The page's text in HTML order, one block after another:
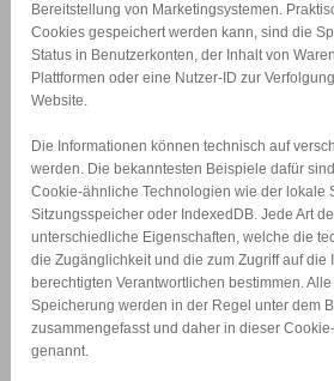
Bereitstellung von Marketingsystemen.
Cookies gespeichert werden kann, sind die
Status in Benutzerkonten, der Inhalt von
Plattformen oder eine Nutzer-ID zur
Website.
Die Informationen können technisch auf
werden. Die bekanntesten Beispiele dafür
Cookie-ähnliche Technologien wie der lokale
Sitzungsspeicher oder IndexedDB. Jede Art
unterschiedliche Eigenschaften, welche die
die Zugänglichkeit und die zum Zugriff auf die
berechtigten Verantwortlichen bestimmen.
Speicherung werden in der Regel unter dem
zusammengefasst und daher in dieser
genannt.